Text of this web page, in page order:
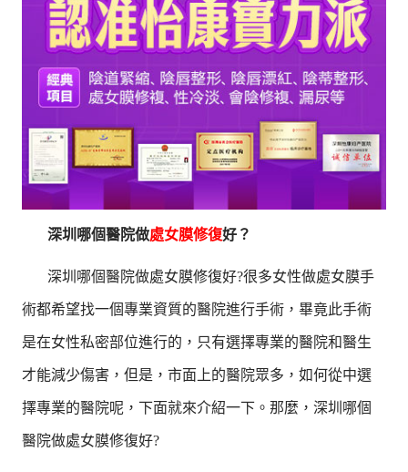
深圳哪個醫院做處女膜修復好？
深圳哪個醫院做處女膜修復好?很多女性做處女膜手
術都希望找一個專業資質的醫院進行手術，畢竟此手術
是在女性私密部位進行的，只有選擇專業的醫院和醫生
才能減少傷害，但是，市面上的醫院眾多，如何從中選
擇專業的醫院呢，下面就來介紹一下。那麼，深圳哪個
醫院做處女膜修復好?